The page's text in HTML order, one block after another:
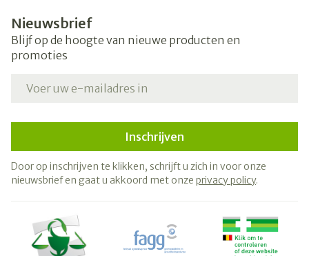
Nieuwsbrief
Blijf op de hoogte van nieuwe producten en
promoties
Inschrijven
Door op inschrijven te klikken, schrijft u zich in voor onze
nieuwsbrief en gaat u akkoord met onze privacy policy.